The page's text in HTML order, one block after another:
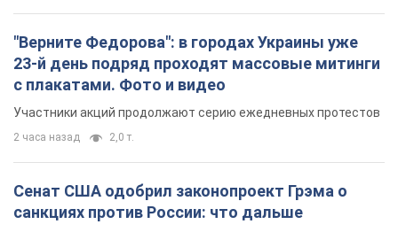
"Верните Федорова": в городах Украины уже
23-й день подряд проходят массовые митинги
с плакатами. Фото и видео
Участники акций продолжают серию ежедневных протестов
2 часа назад 2,0 т.
Сенат США одобрил законопроект Грэма о
санкциях против России: что дальше